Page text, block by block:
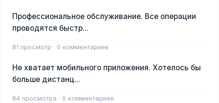
Профессиональное обслуживание. Все операции
проводятся быстр...
81 просмотр · 0 комментариев
Не хватает мобильного приложения. Хотелось бы
больше дистанц...
84 просмотра · 0 комментариев